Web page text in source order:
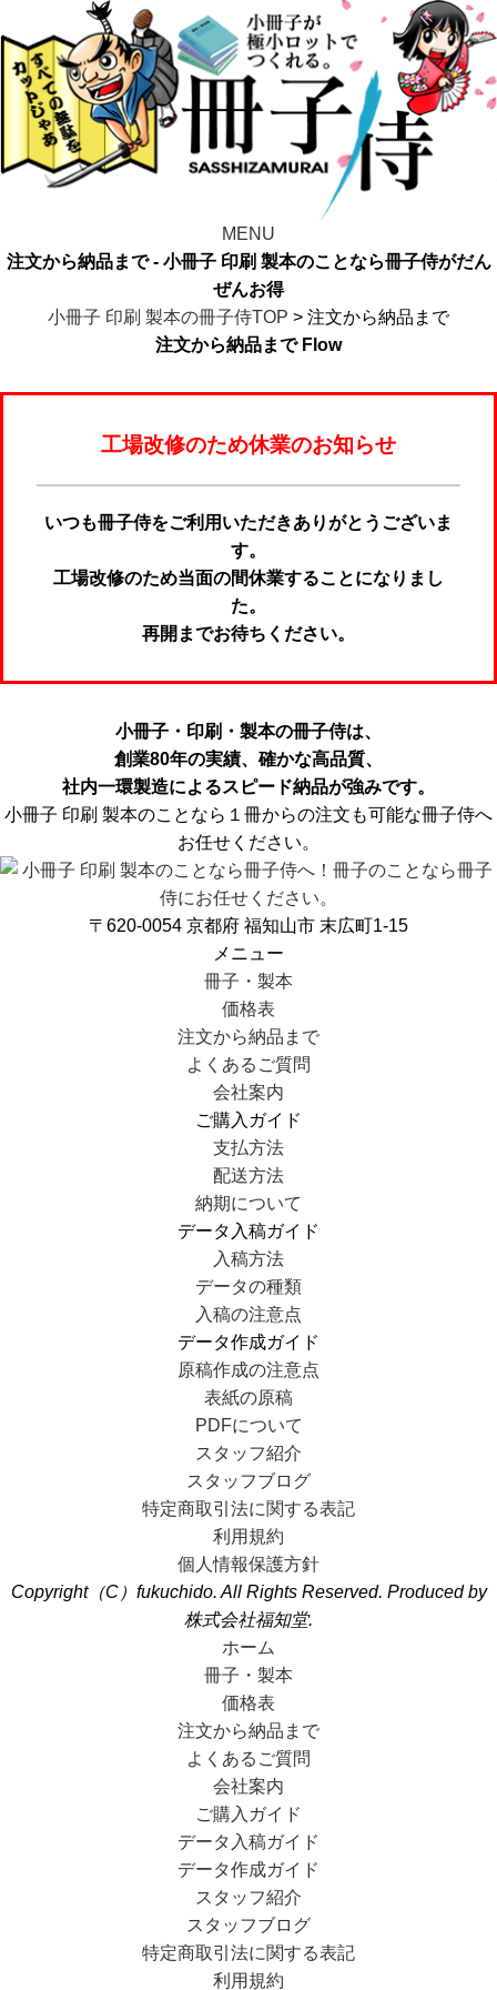
MENU
注文から納品まで - 小冊子 印刷 製本のことなら冊子侍がだん
ぜんお得
小冊子 印刷 製本の冊子侍TOP > 注文から納品まで
注文から納品まで Flow
工場改修のため休業のお知らせ
いつも冊子侍をご利用いただきありがとうございま
す。
工場改修のため当面の間休業することになりまし
た。
再開までお待ちください。
小冊子・印刷・製本の冊子侍は、
創業80年の実績、確かな高品質、
社内一環製造によるスピード納品が強みです。
小冊子 印刷 製本のことなら１冊からの注文も可能な冊子侍へ
お任せください。
〒620-0054 京都府 福知山市 末広町1-15
メニュー
冊子・製本
価格表
注文から納品まで
よくあるご質問
会社案内
ご購入ガイド
支払方法
配送方法
納期について
データ入稿ガイド
入稿方法
データの種類
入稿の注意点
データ作成ガイド
原稿作成の注意点
表紙の原稿
PDFについて
スタッフ紹介
スタッフブログ
特定商取引法に関する表記
利用規約
個人情報保護方針
Copyright（C）fukuchido. All Rights Reserved. Produced by
株式会社福知堂.
ホーム
冊子・製本
価格表
注文から納品まで
よくあるご質問
会社案内
ご購入ガイド
データ入稿ガイド
データ作成ガイド
スタッフ紹介
スタッフブログ
特定商取引法に関する表記
利用規約